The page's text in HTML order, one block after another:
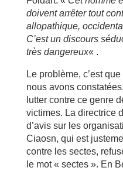
doivent arrêter tout
allopathique,
C’est un discours
très dangereux« .
Le problème, c’est
nous avons
lutter contre ce genre
victimes. La directrice
d’avis sur les
Ciaosn, qui est
contre les sectes,
le mot « sectes ». En